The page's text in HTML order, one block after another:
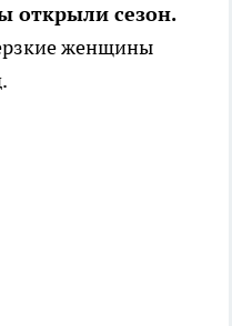
открыли сезон.
женщины